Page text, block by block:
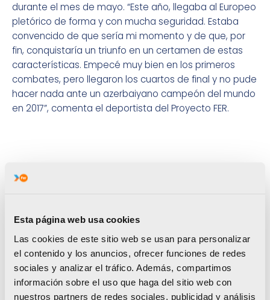
Esta página web usa cookies
Las cookies de este sitio web se usan para personalizar
el contenido y los anuncios, ofrecer funciones de redes
sociales y analizar el tráfico. Además, compartimos
información sobre el uso que haga del sitio web con
nuestros partners de redes sociales, publicidad y análisis
durante el mes de mayo. “Este año, llegaba al Europeo
pletórico de forma y con mucha seguridad. Estaba
convencido de que sería mi momento y de que, por
fin, conquistaría un triunfo en un certamen de estas
características. Empecé muy bien en los primeros
combates, pero llegaron los cuartos de final y no pude
hacer nada ante un azerbaiyano campeón del mundo
en 2017”, comenta el deportista del Proyecto FER.
Su evolución y los resultados cosechados durante
de peso(menos de 80 kg). En este momento,
caso, no nos podemos engañar. La clasificación
automática para Tokio está carísima. Solo la
consiguen los 6 primeros del ranking olímpico a la
conclusión de todas las competiciones puntuables. No